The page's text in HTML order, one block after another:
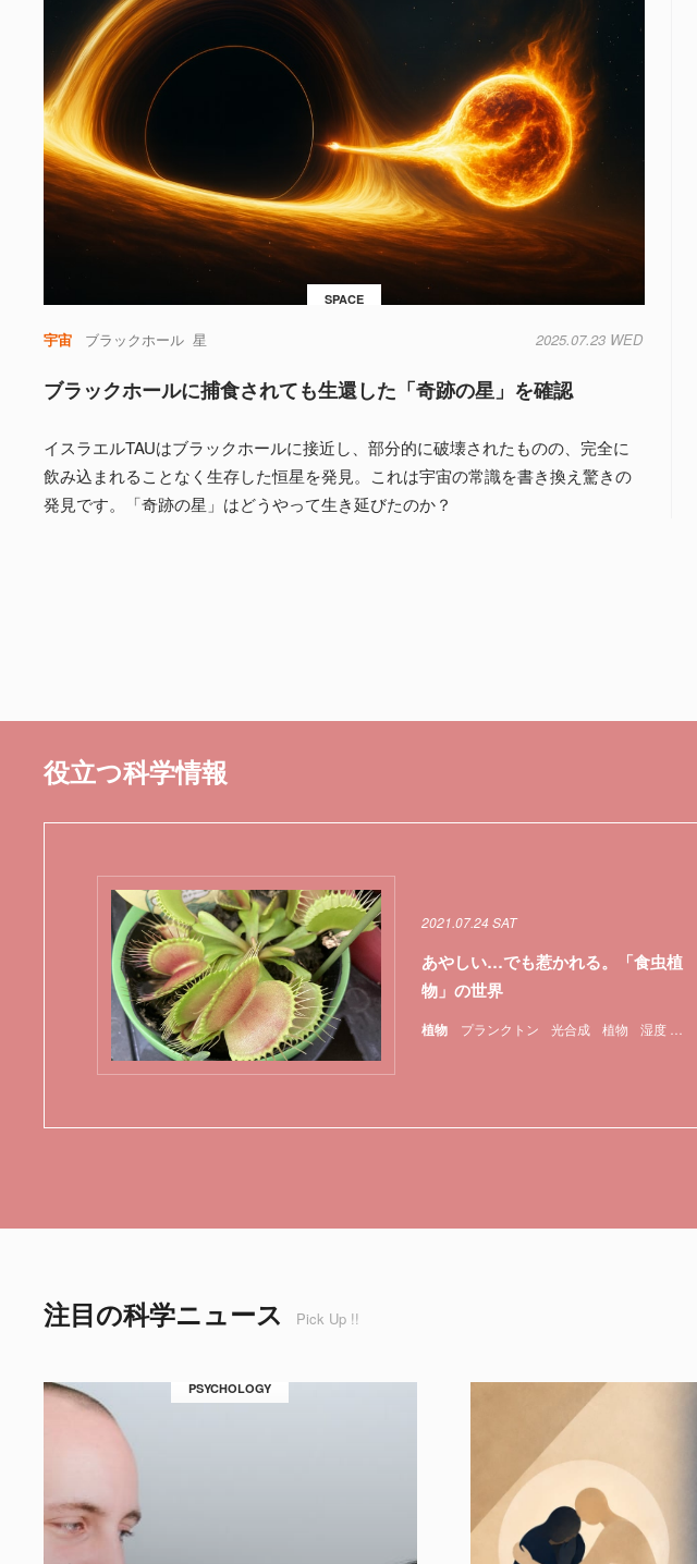
SPACE
宇宙 ブラックホール 星 2025.07.23 WED
ブラックホールに捕食されても生還した「奇跡の星」を確認
イスラエルTAUはブラックホールに接近し、部分的に破壊されたものの、完全に
飲み込まれることなく生存した恒星を発見。これは宇宙の常識を書き換え驚きの
発見です。「奇跡の星」はどうやって生き延びたのか？
役立つ科学情報
植物 プランクトン 光合成 植物 湿度
2021.07.24 SAT
あやしい…でも惹かれる。「食虫植
物」の世界
注目の科学ニュース Pick Up !!
PSYCHOLOGY